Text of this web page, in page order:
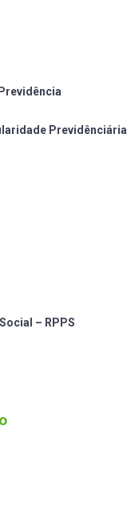
Previdênciária
– RPPS